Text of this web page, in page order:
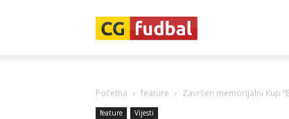
Početna feature Završen memorijalni Kup
feature Vijesti